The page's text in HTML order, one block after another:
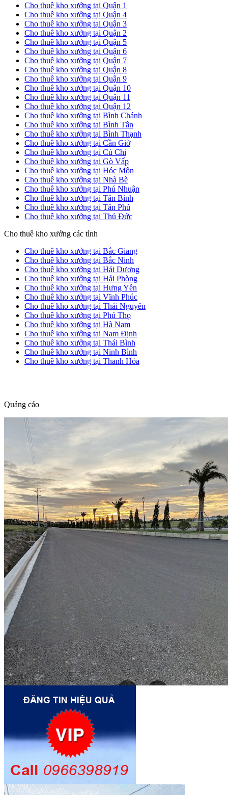
Cho thuê kho xưởng tại Quận 1
Cho thuê kho xưởng tại Quận 4
Cho thuê kho xưởng tại Quận 3
Cho thuê kho xưởng tại Quận 2
Cho thuê kho xưởng tại Quận 5
Cho thuê kho xưởng tại Quận 6
Cho thuê kho xưởng tại Quận 7
Cho thuê kho xưởng tại Quận 8
Cho thuê kho xưởng tại Quận 9
Cho thuê kho xưởng tại Quận 10
Cho thuê kho xưởng tại Quận 11
Cho thuê kho xưởng tại Quận 12
Cho thuê kho xưởng tại Bình Chánh
Cho thuê kho xưởng tại Bình Tân
Cho thuê kho xưởng tại Bình Thạnh
Cho thuê kho xưởng tại Cần Giờ
Cho thuê kho xưởng tại Củ Chi
Cho thuê kho xưởng tại Gò Vấp
Cho thuê kho xưởng tại Hóc Môn
Cho thuê kho xưởng tại Nhà Bè
Cho thuê kho xưởng tại Phú Nhuận
Cho thuê kho xưởng tại Tân Bình
Cho thuê kho xưởng tại Tân Phú
Cho thuê kho xưởng tại Thủ Đức
Cho thuê kho xưởng các tỉnh
Cho thuê kho xưởng tại Bắc Giang
Cho thuê kho xưởng tại Bắc Ninh
Cho thuê kho xưởng tại Hải Dương
Cho thuê kho xưởng tại Hải Phòng
Cho thuê kho xưởng tại Hưng Yên
Cho thuê kho xưởng tại Vĩnh Phúc
Cho thuê kho xưởng tại Thái Nguyên
Cho thuê kho xưởng tại Phú Thọ
Cho thuê kho xưởng tại Hà Nam
Cho thuê kho xưởng tại Nam Định
Cho thuê kho xưởng tại Thái Bình
Cho thuê kho xưởng tại Ninh Bình
Cho thuê kho xưởng tại Thanh Hóa
Quảng cáo